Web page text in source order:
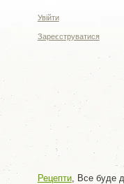
Увійти
Зареєструватися
Рецепти, Все буде